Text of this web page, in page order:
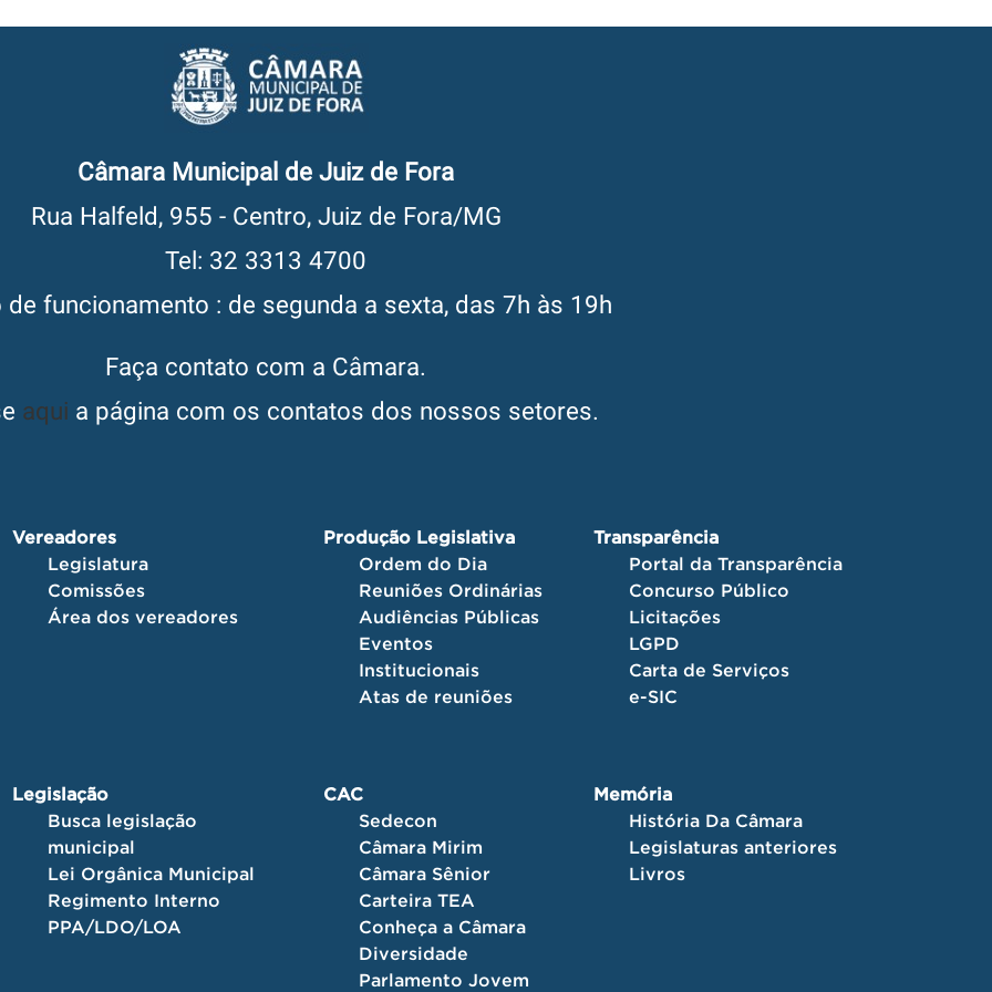
Câmara Municipal de Juiz de Fora
Rua Halfeld, 955 - Centro, Juiz de Fora/MG
Tel: 32 3313 4700
de funcionamento : de segunda a sexta, das 7h às 19h
Faça contato com a Câmara.
aqui a página com os contatos dos nossos setores.
Vereadores
Legislatura
Comissões
Área dos vereadores
Produção Legislativa
Ordem do Dia
Reuniões Ordinárias
Audiências Públicas
Eventos
Institucionais
Atas de reuniões
Transparência
Portal da Transparência
Concurso Público
Licitações
LGPD
Carta de Serviços
e-SIC
Legislação
Busca legislação
municipal
Lei Orgânica Municipal
Regimento Interno
PPA/LDO/LOA
CAC
Sedecon
Câmara Mirim
Câmara Sênior
Carteira TEA
Conheça a Câmara
Diversidade
Parlamento Jovem
Memória
História Da Câmara
Legislaturas anteriores
Livros